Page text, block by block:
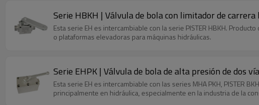
Serie HBKH | Válvula de bola con limitador de carrera
Esta serie EH es intercambiable con la serie PISTER HBKH.
o plataformas elevadoras para máquinas hidráulicas.
Serie EHPK | Válvula de bola de alta presión de dos
Esta serie EH es intercambiable con las series MHA PKH, PISTER
principalmente en hidráulica, especialmente en la industria de la